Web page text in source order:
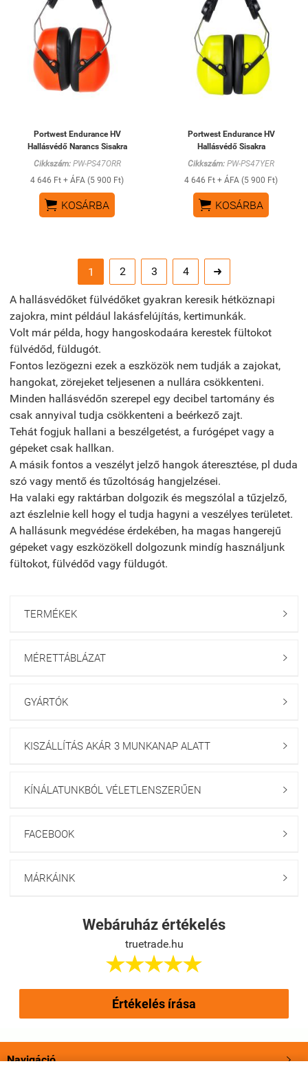
Portwest Endurance HV
Hallásvédő Narancs Sisakra
Cikkszám:PW-PS47ORR
4 646 Ft + ÁFA (5 900 Ft)
 KOSÁRBA
Portwest Endurance HV
Hallásvédő Sisakra
Cikkszám: PW-PS47YER
4 646 Ft + ÁFA (5 900 Ft)
 KOSÁRBA
1 2 3 4 
A hallásvédőket fülvédőket gyakran keresik hétköznapi
zajokra, mint például lakásfelújítás, kertimunkák.
Volt már példa, hogy hangoskodaára kerestek fültokot
fülvédőd, füldugót.
Fontos lezögezni ezek a eszközök nem tudják a zajokat,
hangokat, zörejeket teljesenen a nullára csökkenteni.
Minden hallásvédőn szerepel egy decibel tartomány és
csak annyival tudja csökkenteni a beérkező zajt.
Tehát fogjuk hallani a beszélgetést, a furógépet vagy a
gépeket csak hallkan.
A másik fontos a veszélyt jelző hangok áteresztése, pl duda
szó vagy mentő és tűzoltóság hangjelzései.
Ha valaki egy raktárban dolgozik és megszólal a tűzjelző,
azt észlelnie kell hogy el tudja hagyni a veszélyes területet.
A hallásunk megvédése érdekében, ha magas hangerejű
gépeket vagy eszközökell dolgozunk mindíg használjunk
fültokot, fülvédőd vagy füldugót.
TERMÉKEK 
MÉRETTÁBLÁZAT 
GYÁRTÓK 
KISZÁLLÍTÁS AKÁR 3 MUNKANAP ALATT 
KÍNÁLATUNKBÓL VÉLETLENSZERŰEN 
FACEBOOK 
MÁRKÁINK 
Webáruház értékelés
truetrade.hu

Értékelés írása
Navigáció 